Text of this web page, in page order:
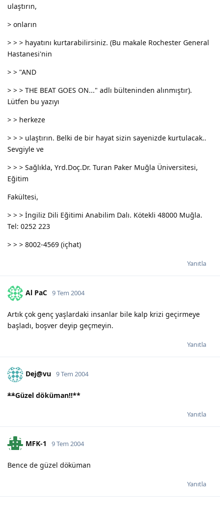
ulaştırın,
> onların
> > > hayatını kurtarabilirsiniz. (Bu makale Rochester General
Hastanesi'nin
> > "AND
> > > THE BEAT GOES ON..." adlı bülteninden alınmıştır).
Lütfen bu yazıyı
> > herkeze
> > > ulaştırın. Belki de bir hayat sizin sayenizde kurtulacak..
Sevgiyle ve
> > > Sağlıkla, Yrd.Doç.Dr. Turan Paker Muğla Üniversitesi,
Eğitim
Fakültesi,
> > > İngiliz Dili Eğitimi Anabilim Dalı. Kötekli 48000 Muğla.
Tel: 0252 223
> > > 8002-4569 (içhat)
Yanıtla
Al PaC 9 Tem 2004
Artık çok genç yaşlardaki insanlar bile kalp krizi geçirmeye
başladı, boşver deyip geçmeyin.
Yanıtla
Dej@vu 9 Tem 2004
**Güzel döküman!!**
Yanıtla
MFK-1 9 Tem 2004
Bence de güzel döküman
Yanıtla